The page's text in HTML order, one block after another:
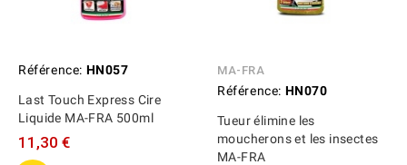
Référence: HN057
Last Touch Express Cire
Liquide MA-FRA 500ml
11,30 €
MA-FRA
Référence: HN070
Tueur élimine les
moucherons et les insectes
MA-FRA